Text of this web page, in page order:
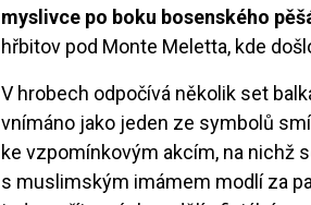
myslivce po boku bosenského
hřbitov pod Monte Meletta, kde
V hrobech odpočívá několik set
vnímáno jako jeden ze symbolů
ke vzpomínkovým akcím, na nichž
s muslimským imámem modlí za